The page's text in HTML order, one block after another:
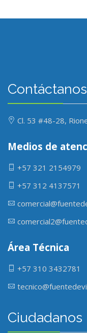
Contáctanos
Cl. 53 #48-28,
Medios de
+57 321 2154979
+57 312 4137571
Área Técnica
+57 310 3432781
Ciudadanos